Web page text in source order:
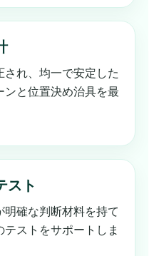
れ、均一で安定した
ンと位置決め治具を最
スト
確な判断材料を持て
ストをサポートしま